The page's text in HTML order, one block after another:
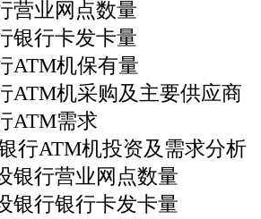
营业网点数量
银行卡发卡量
ATM机保有量
ATM机采购及主要供应商
ATM需求
行ATM机投资及需求分析
银行营业网点数量
银行银行卡发卡量